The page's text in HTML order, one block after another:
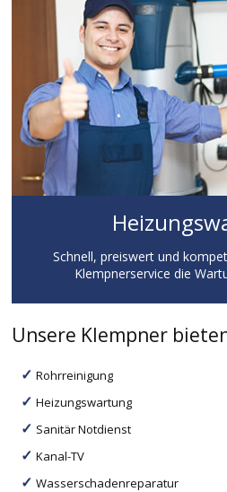
Schnell, preiswert und
Klempnerservice die
Unsere Klempner
Rohrreinigung
Heizungswartung
Sanitär Notdienst
Kanal-TV
Wasserschadenreparatur